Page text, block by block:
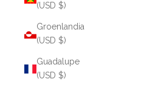
(USD $)
Groenlandia
(USD $)
Guadalupe
(USD $)